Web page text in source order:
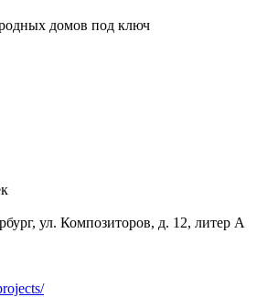
домов под ключ
ул. Композиторов, д. 12, литер А